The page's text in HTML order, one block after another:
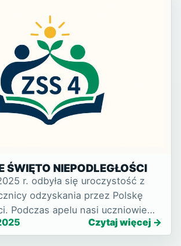
ŚWIĘTO NIEPODLEGŁOŚCI
r. odbyła się uroczystość z
odzyskania przez Polskę
Podczas apelu nasi uczniowie
Czytaj więcej